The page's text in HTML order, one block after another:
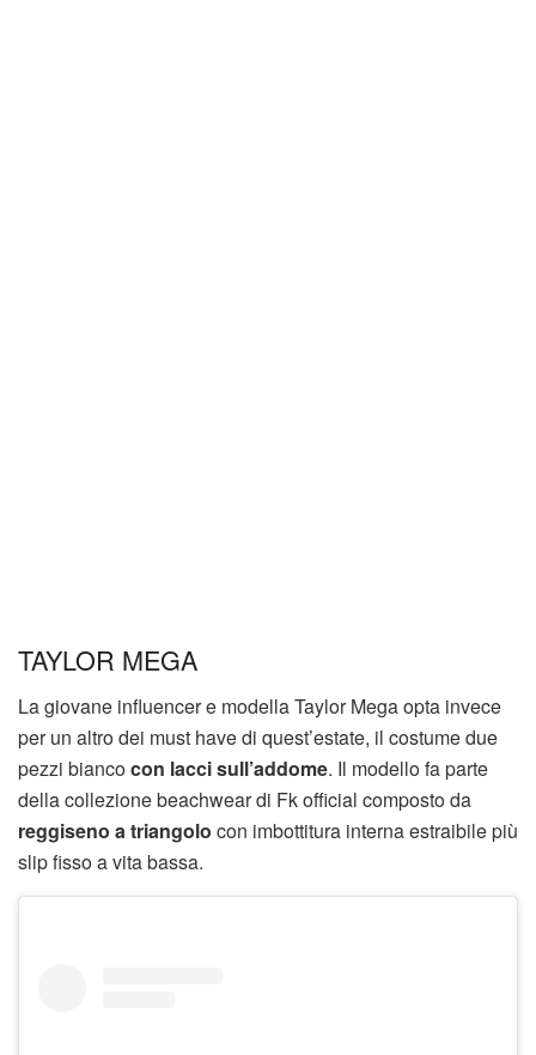
TAYLOR MEGA
La giovane influencer e modella Taylor Mega opta invece
per un altro dei must have di quest’estate, il costume due
pezzi biancocon lacci sull’addome. Il modello fa parte
della collezione beachwear di Fk official composto da
reggiseno a triangolo con imbottitura interna estraibile più
slip fisso a vita bassa.